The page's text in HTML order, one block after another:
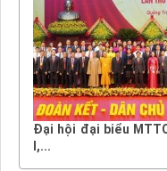
Đại hội đại biểu
I,...